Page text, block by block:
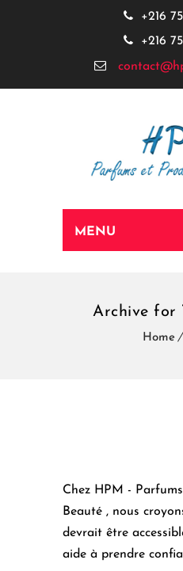
+216
+216
MENU
Archive for
Home
Chez HPM -
Beauté , nous
devrait être
aide à prendre